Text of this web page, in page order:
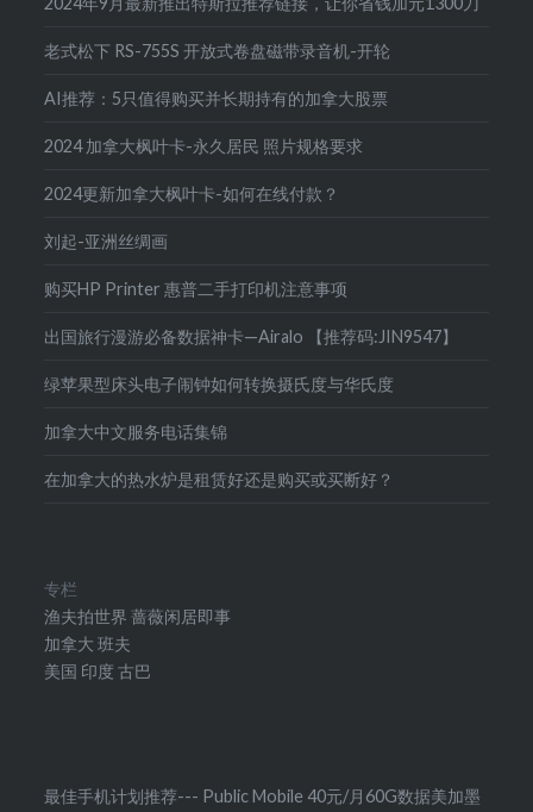
老式松下 RS-755S 开放式卷盘磁带录音机-开轮
AI推荐：5只值得购买并长期持有的加拿大股票
2024 加拿大枫叶卡-永久居民 照片规格要求
2024更新加拿大枫叶卡-如何在线付款？
刘起-亚洲丝绸画
购买HP Printer 惠普二手打印机注意事项
出国旅行漫游必备数据神卡—Airalo 【推荐码:JIN9547】
绿苹果型床头电子闹钟如何转换摄氏度与华氏度
加拿大中文服务电话集锦
在加拿大的热水炉是租赁好还是购买或买断好？
专栏
渔夫拍世界蔷薇闲居即事
加拿大 班夫
美国 印度 古巴
最佳手机计划推荐--- Public Mobile 40元/月60G数据美加墨